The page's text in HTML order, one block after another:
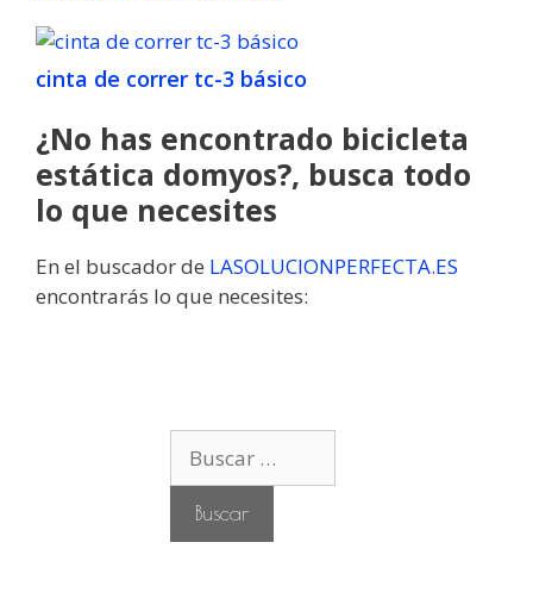
cinta de correr tc-3 básico
¿No has encontrado bicicleta
estática domyos?, busca todo
lo que necesites
En el buscador de LASOLUCIONPERFECTA.ES
encontrarás lo que necesites: